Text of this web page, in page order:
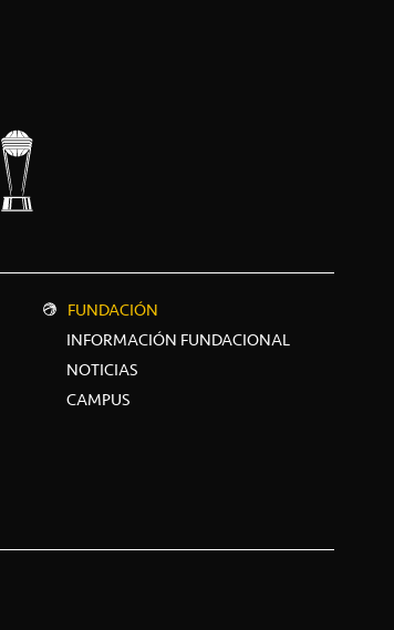
FUNDACIÓN
INFORMACIÓN FUNDACIONAL
NOTICIAS
CAMPUS